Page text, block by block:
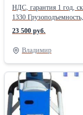
НДС, гарантия 1 год,
1330
длина, мм 1535
Количество колес
Общая ширина, мм 540
Высота подъема, мм
грузовые колёса VG
Ширина между
Ручная (механическая)
привода: Ручной
23 500 руб.
Владимир